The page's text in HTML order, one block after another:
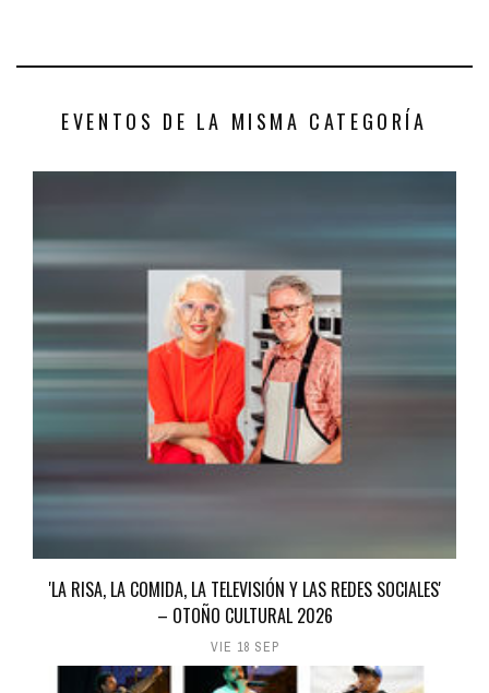
EVENTOS DE LA MISMA CATEGORÍA
'LA RISA, LA COMIDA, LA TELEVISIÓN Y LAS REDES SOCIALES'
– OTOÑO CULTURAL 2026
VIE 18 SEP